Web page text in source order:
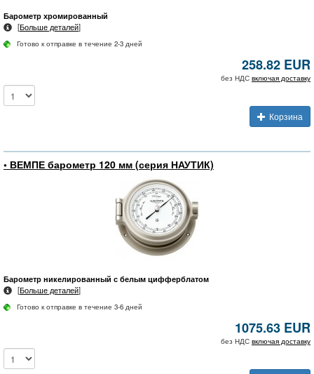
Барометр хромированный
[Больше деталей]
Готово к отправке в течение 2-3 дней
258.82 EUR
без НДС включая доставку
Корзина
• ВЕМПЕ барометр 120 мм (серия НАУТИК)
Барометр никелированный с белым цифферблатом
[Больше деталей]
Готово к отправке в течение 3-6 дней
1075.63 EUR
без НДС включая доставку